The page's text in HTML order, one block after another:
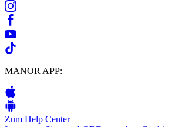
MANOR APP:
Zum Help Center